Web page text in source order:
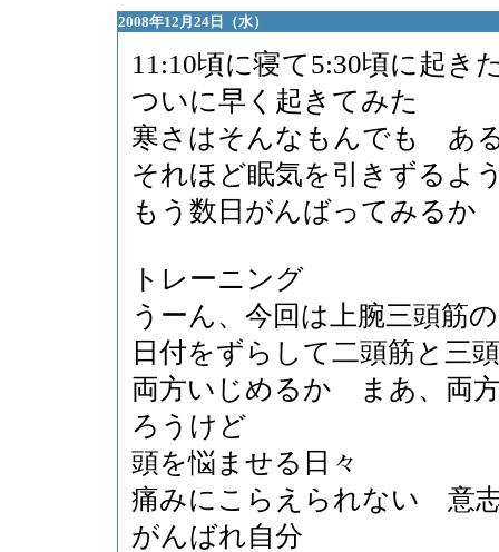
2008年12月24日（水）
11:10頃に寝て5:30頃に起き
ついに早く起きてみた
寒さはそんなもんでも あ
それほど眠気を引きずるよ
もう数日がんばってみるか
トレーニング
うーん、今回は上腕三頭筋
日付をずらして二頭筋と三
両方いじめるか まあ、両
ろうけど
頭を悩ませる日々
痛みにこらえられない 意
がんばれ自分